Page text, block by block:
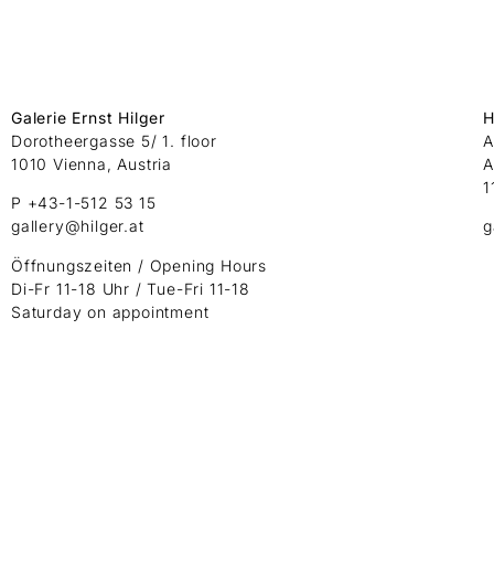
Galerie Ernst Hilger
Dorotheergasse 5/ 1. floor
1010 Vienna, Austria
P +43-1-512 53 15
gallery@hilger.at
Öffnungszeiten / Opening Hours
Di-Fr 11-18 Uhr / Tue-Fri 11-18
Saturday on appointment